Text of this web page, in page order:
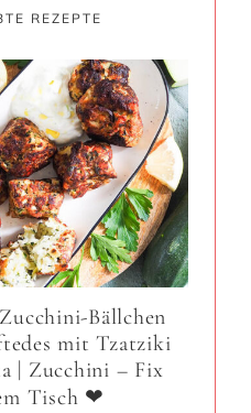
REZEPTE
Bällchen
mit Tzatziki
| Zucchini – Fix
Tisch ❤